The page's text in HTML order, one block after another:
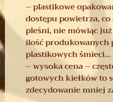
– plastikowe
dostępu powietrza,
pleśni, nie mówiąc
ilość produkowanych
plastikowych śmieci…
– wysoka cena –
gotowych kiełków to
zdecydowanie mniej